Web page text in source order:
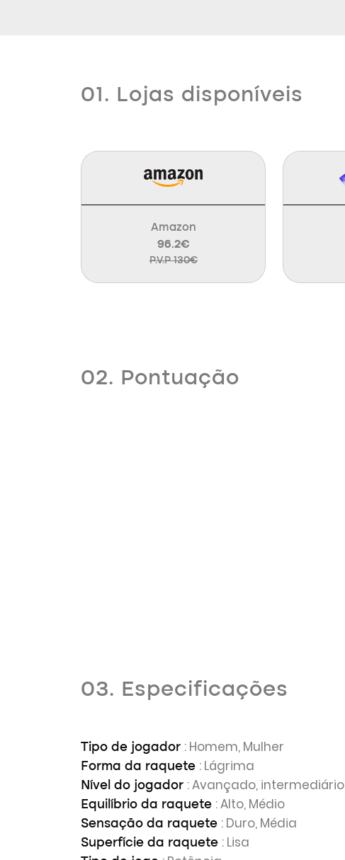
01. Lojas disponíveis
Amazon
96.2€
P.V.P 130€
02. Pontuação
03. Especificações
Tipo de jogador : Homem, Mulher
Forma da raquete : Lágrima
Nível do jogador : Avançado, intermediário
Equilíbrio da raquete : Alto, Médio
Sensação da raquete : Duro, Média
Superfície da raquete : Lisa